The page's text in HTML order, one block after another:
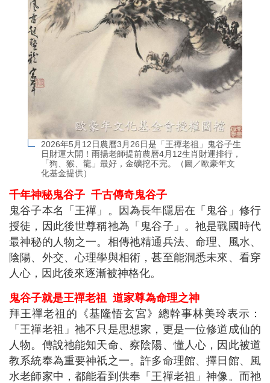
2026年5月12日農曆3月26日是「王禪老祖」鬼谷子生
日財運大開！雨揚老師提前農曆4月12生肖財運排行，
「狗、猴、龍」最好，金礦挖不完。（圖／歐豪年文
化基金提供）
千年神秘鬼谷子 千古傳奇鬼谷子
鬼谷子本名「王禪」。因為長年隱居在「鬼谷」修行
授徒，因此後世尊稱祂為「鬼谷子」。祂是戰國時代
最神秘的人物之一。相傳祂精通兵法、命理、風水、
陰陽、外交、心理學與相術，甚至能洞悉未來、看穿
人心，因此後來逐漸被神格化。
鬼谷子就是王禪老祖 道家尊為命理之神
拜王禪老祖的《基隆悟玄宮》總幹事林美玲表示：
「王禪老祖」祂不只是思想家，更是一位修道成仙的
人物。傳說祂能知天命、察陰陽、懂人心，因此被道
教系統奉為重要神祇之一。許多命理館、擇日館、風
水老師家中，都能看到供奉「王禪老祖」神像。而祂